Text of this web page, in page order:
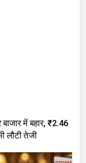
में बहार, ₹2.46
लौटी तेजी